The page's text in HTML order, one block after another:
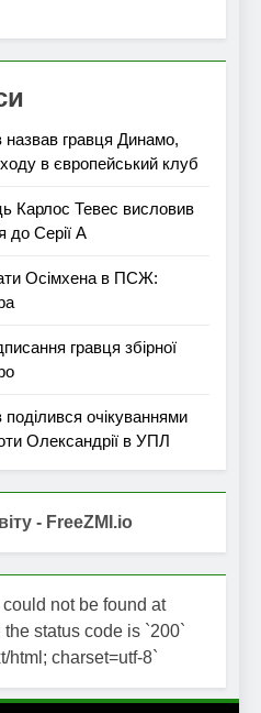
гравця Динамо,
в європейський клуб
Карлос Тевес висловив
до Серії А
Осімхена в ПСЖ:
гравця збірної
очікуваннями
Олександрії в УПЛ
- FreeZMI.io
could not be found at
status code is `200`
html; charset=utf-8`